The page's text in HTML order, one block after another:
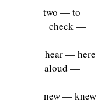
— to
—
— here
—
— knew